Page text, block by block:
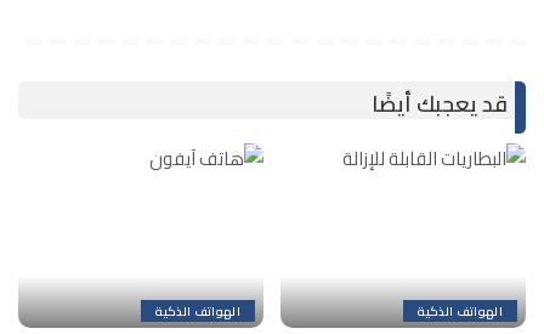
قد يعجبك أيضًا
الهواتف الذكية الهواتف الذكية